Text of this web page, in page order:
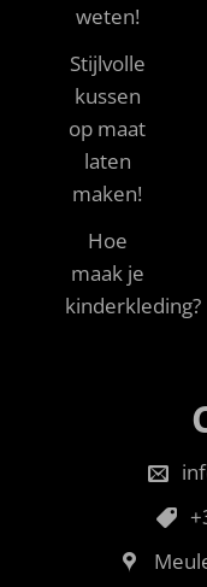
weten!
Stijlvolle
kussen
op maat
laten
maken!
Hoe
maak je
kinderkleding?